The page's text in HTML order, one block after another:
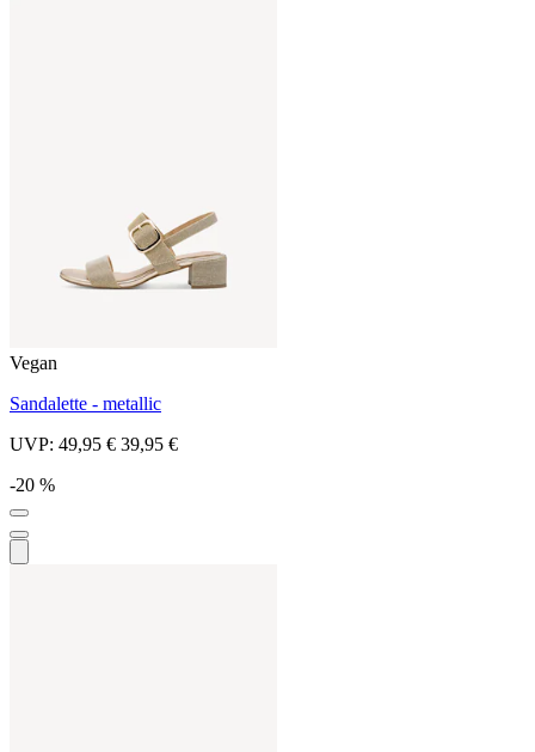
Vegan
Sandalette - metallic
UVP: 49,95 € 39,95 €
-20 %